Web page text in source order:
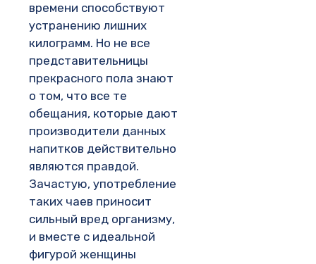
времени способствуют
устранению лишних
килограмм. Но не все
представительницы
прекрасного пола знают
о том, что все те
обещания, которые дают
производители данных
напитков действительно
являются правдой.
Зачастую, употребление
таких чаев приносит
сильный вред организму,
и вместе с идеальной
фигурой женщины